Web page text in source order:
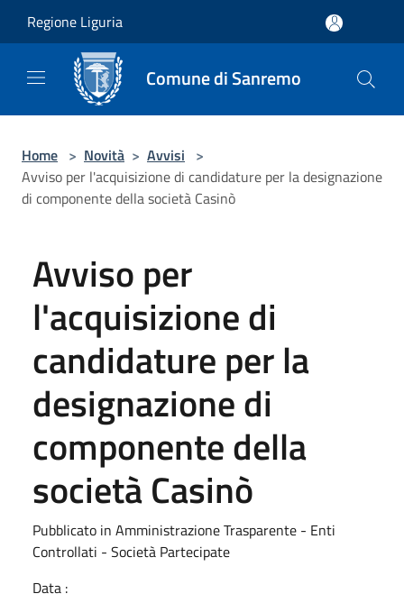
Regione Liguria
Comune di Sanremo
Home > Novità > Avvisi >
Avviso per l'acquisizione di candidature per la designazione
di componente della società Casinò
Avviso per
l'acquisizione di
candidature per la
designazione di
componente della
società Casinò
Pubblicato in Amministrazione Trasparente - Enti
Controllati - Società Partecipate
Data :